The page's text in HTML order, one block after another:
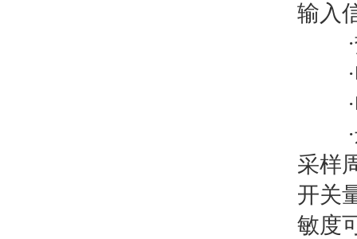
输入
采样
开关
敏度